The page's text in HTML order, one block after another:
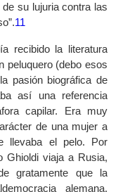
su lujuria contra las
11
recibido la literatura
peluquero (debo esos
pasión biográfica de
así una referencia
capilar. Era muy
de una mujer a
llevaba el pelo. Por
Ghioldi viaja a Rusia,
gratamente que la
alemana,